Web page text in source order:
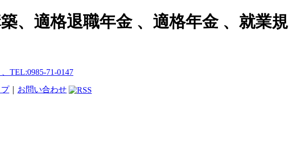
、適格退職年金 、適格年金 、就業規
｜ お問い合わせ